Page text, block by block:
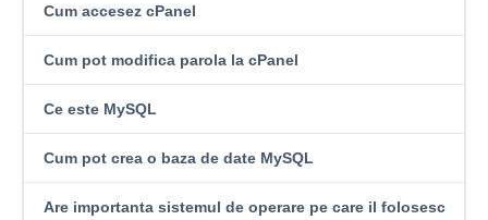
Cum accesez cPanel
Cum pot modifica parola la cPanel
Ce este MySQL
Cum pot crea o baza de date MySQL
Are importanta sistemul de operare pe care il folosesc